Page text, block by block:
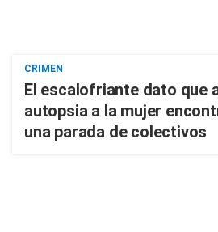
CRIMEN
El escalofriante dato que
autopsia a la mujer
una parada de colectivos